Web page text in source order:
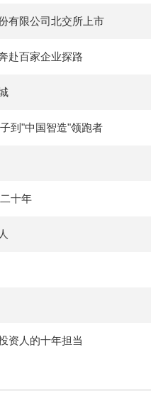
有限公司北交所上市
赴百家企业探路
到"中国智造"领跑者
十年
资人的十年担当